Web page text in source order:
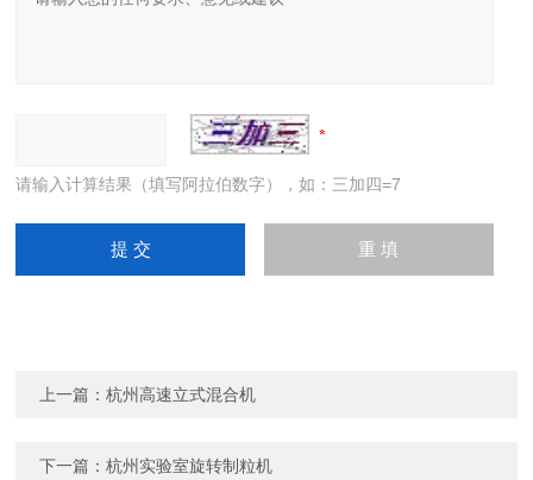
请输入计算结果（填写阿拉伯数字），如：三加四=7
上一篇：杭州高速立式混合机
下一篇：杭州实验室旋转制粒机